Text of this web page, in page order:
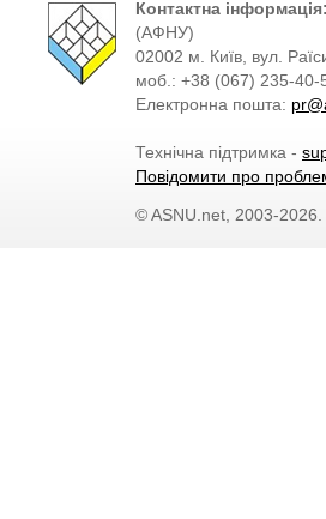
Контактна інформація:
(АФНУ)
02002 м. Київ, вул.
моб.: +38 (067) 235-40-
Електронна пошта:
Технічна підтримка -
Повідомити про
© ASNU.net, 2003-2026.